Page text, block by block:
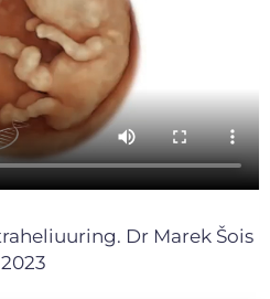
Dr Marek Šois
2023